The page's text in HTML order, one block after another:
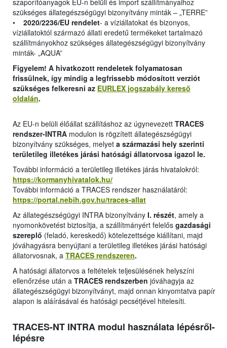
szaporítóanyagok EU-n belüli és import szállítmányaihoz
szükséges állategészségügyi bizonyítvány minták – „TERRE”
• 2020/2236/EU rendelet- a víziállatokat és bizonyos,
víziállatoktól származó állati eredetű termékeket tartalmazó
szállítmányokhoz szükséges állategészségügyi bizonyítvány
minták- „AQUA”
Figyelem! A hivatkozott rendeletek folyamatosan
frissülnek, így mindig a legfrissebb módosított verziót
szükséges felkeresni az EURLEX jogszabály kereső
oldalán.
Az EU-n belüli élőállat szállításhoz az úgynevezett TRACES
rendszer-INTRA modulon is rögzített állategészségügyi
bizonyítvány szükséges, melyet a származási hely szerinti
területileg illetékes járási hatósági állatorvosa igazol le.
További információ a területileg illetékes járás hivatalokról:
https://kormanyhivatalok.hu/
További információ a TRACES rendszer használatáról:
https://portal.nebih.gov.hu/traces-allat
Az állategészségügyi INTRA bizonyítvány I. részét, amely a
nyomonkövetést biztosítja, a szállítmányért felelős gazdasági
szereplő (feladó, kereskedő) kötelezettsége kiállítani, majd
jóváhagyásra benyújtani a területileg illetékes járási hatósági
állatorvosnak, a TRACES rendszeren.
A hatósági állatorvos a feltételek teljesülésének helyszíni
ellenőrzése után a TRACES rendszerben jóváhagyja az
állategészségügyi bizonyítványt, majd onnan kinyomtatva papír
alapon is aláírásával és hatósági pecsétjével hitelesíti.
TRACES-NT INTRA modul használata lépésről-
lépésre